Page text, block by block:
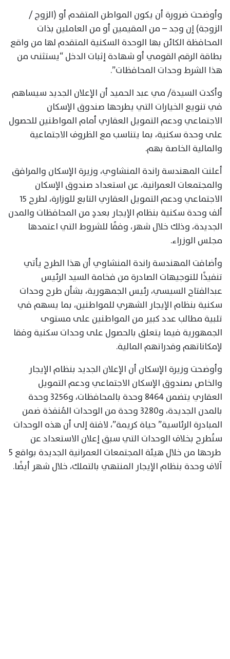
وأوضحت ضرورة أن يكون المواطن المتقدم أو (الزوج /
الزوجة) إن وجد – من المقيمين أو من العاملين بذات
المحافظة الكائن بها الوحدة السكنية المتقدم لها من واقع
بطاقة الرقم القومي أو شهادة إثبات الدخل “يستثنى من
هذا الشرط وحدات المحافظات”.
وأكدت السيدة/ مي عبد الحميد أن الإعلان الجديد سيساهم
في تنويع الخيارات التي يطرحها صندوق الإسكان
الاجتماعي ودعم التمويل العقاري أمام المواطنين للحصول
على وحدة سكنية، بما يتناسب مع الظروف الاجتماعية
والمالية الخاصة بهم.
أعلنت المهندسة راندة المنشاوي، وزيرة الإسكان والمرافق
والمجتمعات العمرانية، عن استعداد صندوق الإسكان
الاجتماعي ودعم التمويل العقاري التابع للوزارة، لطرح ١٥
ألف وحدة سكنية بنظام الإيجار بعددٍ من المحافظات والمدن
الجديدة، وذلك خلال شهر، وفقًا للشروط التي اعتمدها
مجلس الوزراء.
وأضافت المهندسة راندة المنشاوي أن هذا الطرح يأتي
تنفيذًا للتوجيهات الصادرة من فخامة السيد الرئيس
عبدالفتاح السيسي، رئيس الجمهورية، بشأن طرح وحدات
سكنية بنظام الإيجار الشهري للمواطنين، بما يسهم في
تلبية مطالب عدد كبير من المواطنين على مستوى
الجمهورية فيما يتعلق بالحصول على وحدات سكنية وفقا
لإمكاناتهم وقدراتهم المالية.
وأوضحت وزيرة الإسكان أن الإعلان الجديد بنظام الإيجار
والخاص بصندوق الإسكان الاجتماعي ودعم التمويل
العقاري يتضمن ٨٤٦٤ وحدة بالمحافظات، و٣٢٥٦ وحدة
بالمدن الجديدة، و٣٢٨٠ وحدة من الوحدات المُنفذة ضمن
المبادرة الرئاسية” حياة كريمة”، لافتة إلى أن هذه الوحدات
ستُطرح بخلاف الوحدات التي سبق إعلان الاستعداد عن
طرحها من خلال هيئة المجتمعات العمرانية الجديدة بواقع 5
آلاف وحدة بنظام الإيجار المنتهي بالتملك، خلال شهر أيضًا.